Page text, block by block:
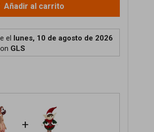
Añadir al carrito
el lunes, 10 de agosto de 2026
GLS
+